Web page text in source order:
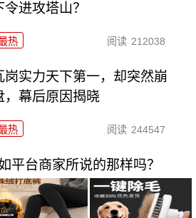
令进攻塔山？
热 阅读 212038
岗实力天下第一，却突然崩
，幕后原因揭晓
热 阅读 244547
平台商家所说的那样吗？